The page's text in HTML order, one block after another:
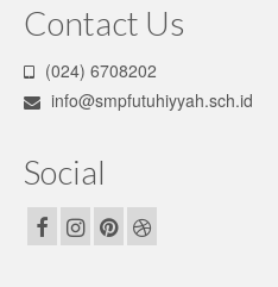
Contact Us
(024) 6708202
info@smpfutuhiyyah.sch.id
Social